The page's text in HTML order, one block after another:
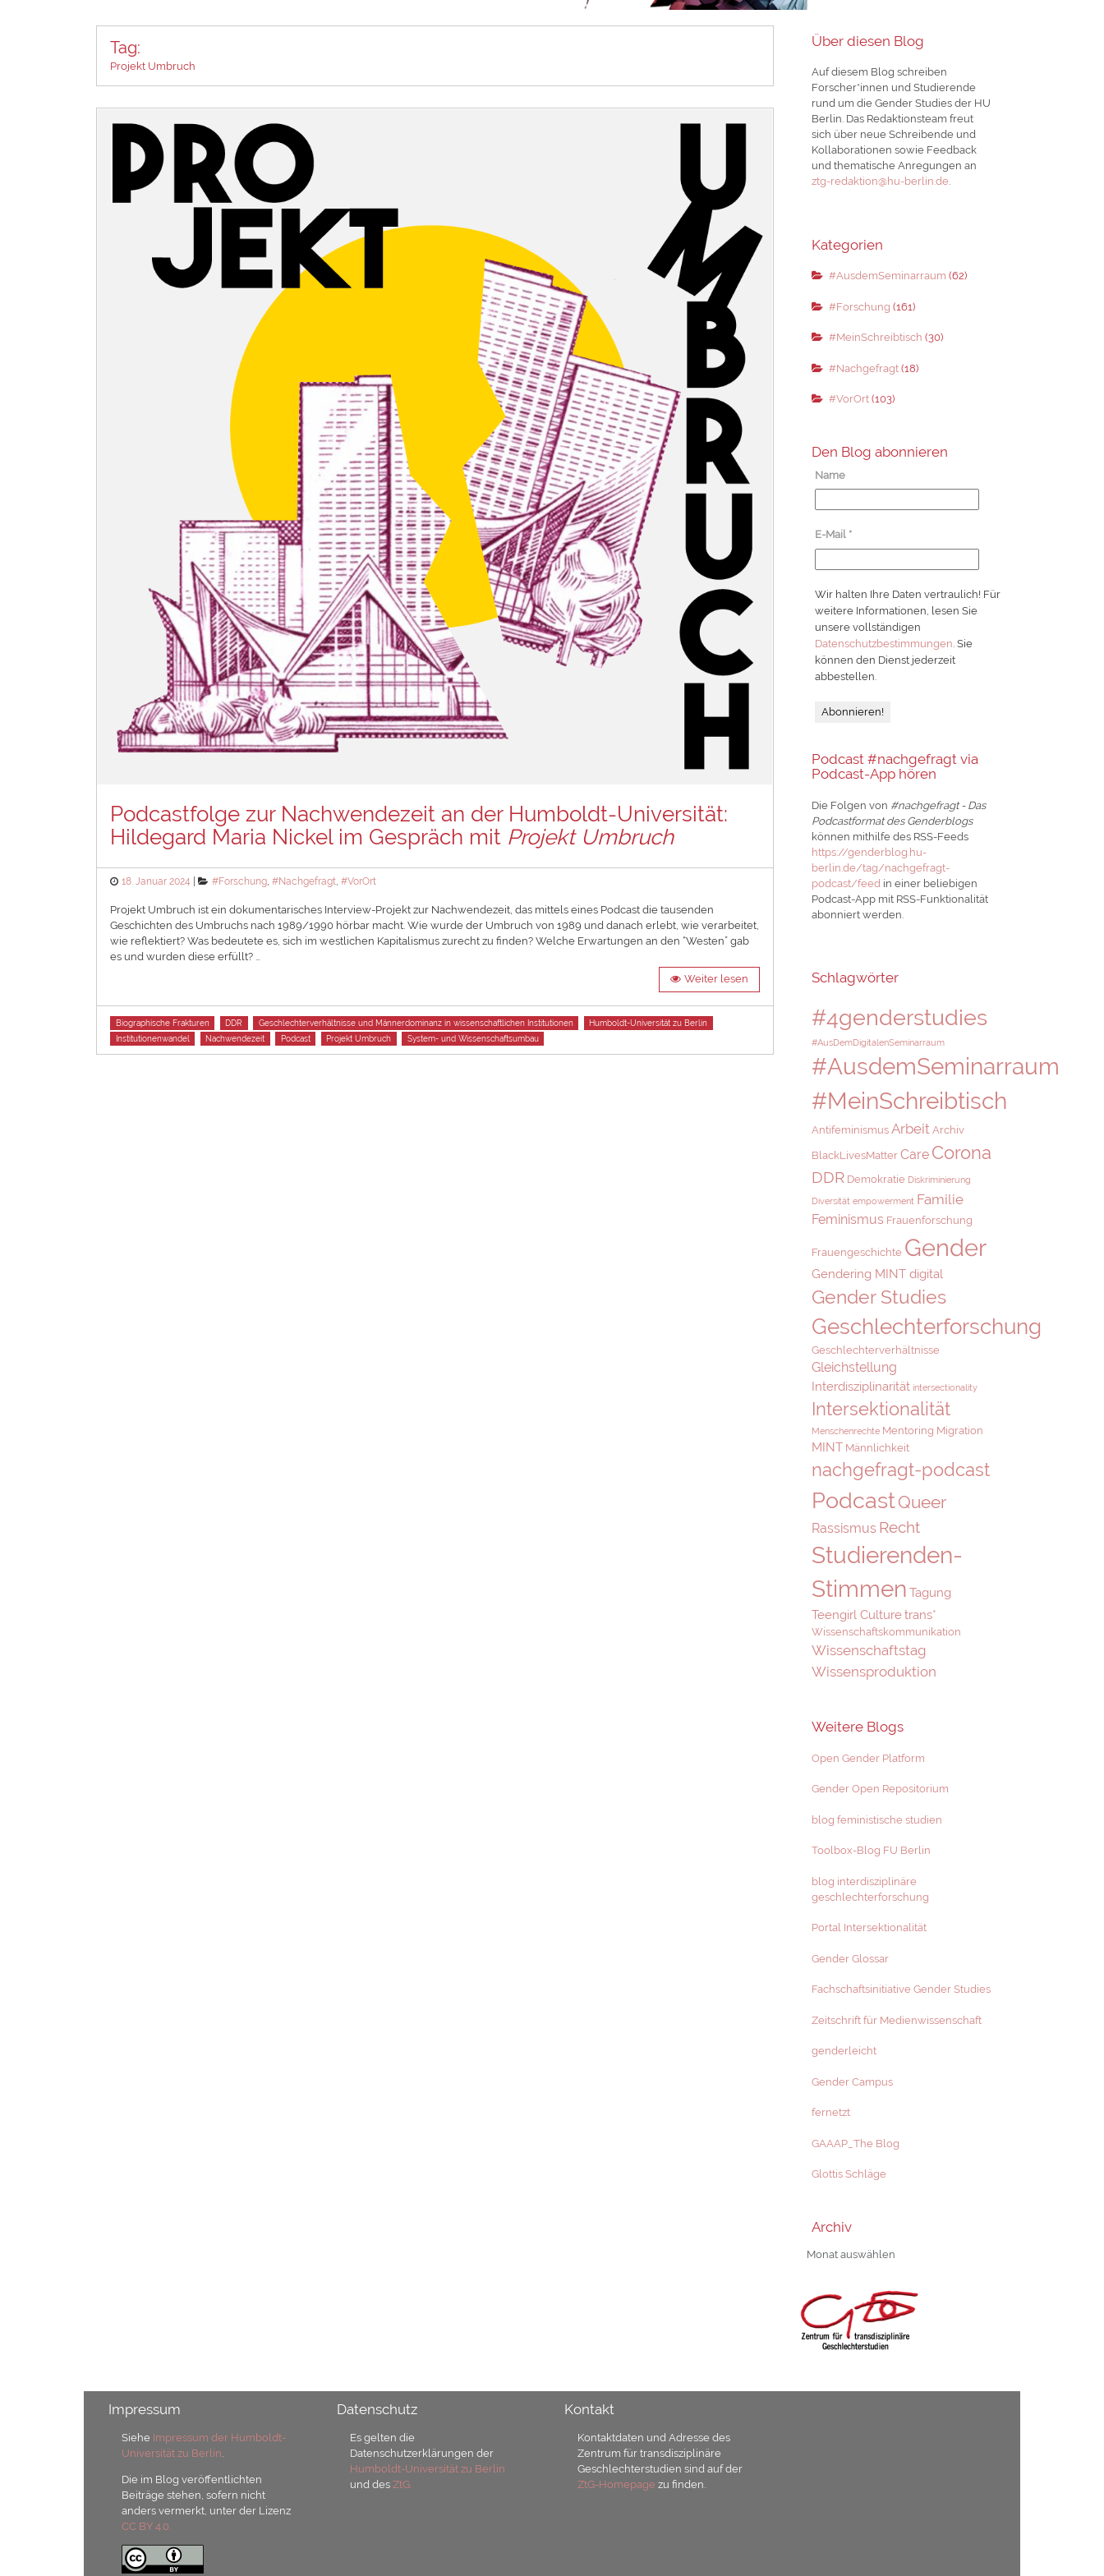
Tag:
Projekt Umbruch
Podcastfolge zur Nachwendezeit an der Humboldt-Universität:
Hildegard Maria Nickel im Gespräch mit Projekt Umbruch
Posted
18. Januar 2024 Categories
#Forschung,#Nachgefragt,#VorOrt
Projekt Umbruch ist ein dokumentarisches Interview-Projekt zur Nachwendezeit, das mittels eines Podcast die tausenden
Geschichten des Umbruchs nach 1989/1990 hörbar macht. Wie wurde der Umbruch von 1989 und danach erlebt, wie verarbeitet,
wie reflektiert? Was bedeutete es, sich im westlichen Kapitalismus zurecht zu finden? Welche Erwartungen an den “Westen” gab
es und wurden diese erfüllt? …
Weiter lesen
Tags
Biographische Frakturen DDR Geschlechterverhältnisse und Männerdominanz in wissenschaftlichen Institutionen
Humboldt-Universität zu Berlin
Institutionenwandel
Nachwendezeit Podcast Projekt Umbruch System- und Wissenschaftsumbau
Über diesen Blog
Auf diesem Blog schreiben
Forscher*innen und Studierende
rund um die Gender Studies der HU
Berlin. Das Redaktionsteam freut
sich über neue Schreibende und
Kollaborationen sowie Feedback
und thematische Anregungen an
ztg-redaktion@hu-berlin.de.
Kategorien
#AusdemSeminarraum (62)
#Forschung (161)
#MeinSchreibtisch (30)
#Nachgefragt(18)
#VorOrt(103)
Den Blog abonnieren
Name
E-Mail *
Wir halten Ihre Daten vertraulich! Für
weitere Informationen, lesen Sie
unsere vollständigen
Datenschutzbestimmungen . Sie
können den Dienst jederzeit
abbestellen.
Podcast #nachgefragt via
Podcast-App hören
Die Folgen von #nachgefragt - Das
Podcastformat des Genderblogs
können mithilfe des RSS-Feeds
https://genderblog.hu-
berlin.de/tag/nachgefragt-
podcast/feed in einer beliebigen
Podcast-App mit RSS-Funktionalität
abonniert werden.
Schlagwörter
#4genderstudies
#AusDemDigitalenSeminarraum
#AusdemSeminarraum
#MeinSchreibtisch
Antifeminismus Arbeit Archiv
BlackLivesMatter Care Corona
DDR Demokratie Diskriminierung
Diversität empowerment Familie
Feminismus Frauenforschung
Frauengeschichte Gender
Gendering MINT digital
Gender Studies
Geschlechterforschung
Geschlechterverhältnisse
Gleichstellung
Interdisziplinarität intersectionality
Intersektionalität
Menschenrechte Mentoring Migration
MINT Männlichkeit
nachgefragt-podcast
PodcastQueer
Rassismus Recht
Studierenden-
Stimmen Tagung
Teengirl Culturetrans*
Wissenschaftskommunikation
Wissenschaftstag
Wissensproduktion
Weitere Blogs
Open Gender Platform
Gender Open Repositorium
blog feministische studien
Toolbox-Blog FU Berlin
blog interdisziplinäre
geschlechterforschung
Portal Intersektionalität
Gender Glossar
Fachschaftsinitiative Gender Studies
Zeitschrift für Medienwissenschaft
genderleicht
Gender Campus
fernetzt
GAAAP_The Blog
Glottis Schläge
Archiv
Archiv
Impressum
Siehe Impressum der Humboldt-
Universität zu Berlin
Die im Blog veröffentlichten
Beiträge stehen, sofern nicht
anders vermerkt, unter der Lizenz
CC BY 4.0.
Datenschutz
Es gelten die
Datenschutzerklärungen der
Humboldt-Universität zu Berlin
und des ZtG.
Kontakt
Kontaktdaten und Adresse des
Zentrum für transdisziplinäre
Geschlechterstudien sind auf der
ZtG-Homepagezu finden.